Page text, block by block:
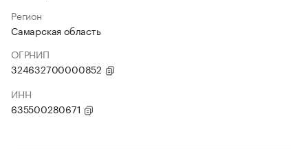
Регион
Самарская область
ОГРНИП
324632700000852
ИНН
635500280671